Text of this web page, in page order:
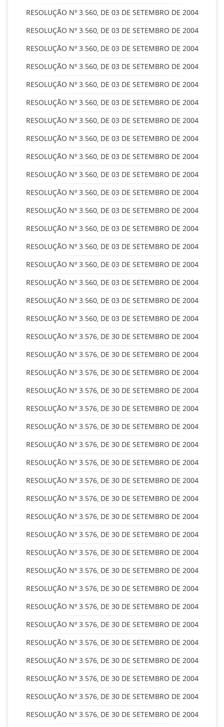
RESOLUÇÃO Nº 3.560, DE 03 DE SETEMBRO DE 2004
RESOLUÇÃO Nº 3.560, DE 03 DE SETEMBRO DE 2004
RESOLUÇÃO Nº 3.560, DE 03 DE SETEMBRO DE 2004
RESOLUÇÃO Nº 3.560, DE 03 DE SETEMBRO DE 2004
RESOLUÇÃO Nº 3.560, DE 03 DE SETEMBRO DE 2004
RESOLUÇÃO Nº 3.560, DE 03 DE SETEMBRO DE 2004
RESOLUÇÃO Nº 3.560, DE 03 DE SETEMBRO DE 2004
RESOLUÇÃO Nº 3.560, DE 03 DE SETEMBRO DE 2004
RESOLUÇÃO Nº 3.560, DE 03 DE SETEMBRO DE 2004
RESOLUÇÃO Nº 3.560, DE 03 DE SETEMBRO DE 2004
RESOLUÇÃO Nº 3.560, DE 03 DE SETEMBRO DE 2004
RESOLUÇÃO Nº 3.560, DE 03 DE SETEMBRO DE 2004
RESOLUÇÃO Nº 3.560, DE 03 DE SETEMBRO DE 2004
RESOLUÇÃO Nº 3.560, DE 03 DE SETEMBRO DE 2004
RESOLUÇÃO Nº 3.560, DE 03 DE SETEMBRO DE 2004
RESOLUÇÃO Nº 3.560, DE 03 DE SETEMBRO DE 2004
RESOLUÇÃO Nº 3.560, DE 03 DE SETEMBRO DE 2004
RESOLUÇÃO Nº 3.560, DE 03 DE SETEMBRO DE 2004
RESOLUÇÃO Nº 3.576, DE 30 DE SETEMBRO DE 2004
RESOLUÇÃO Nº 3.576, DE 30 DE SETEMBRO DE 2004
RESOLUÇÃO Nº 3.576, DE 30 DE SETEMBRO DE 2004
RESOLUÇÃO Nº 3.576, DE 30 DE SETEMBRO DE 2004
RESOLUÇÃO Nº 3.576, DE 30 DE SETEMBRO DE 2004
RESOLUÇÃO Nº 3.576, DE 30 DE SETEMBRO DE 2004
RESOLUÇÃO Nº 3.576, DE 30 DE SETEMBRO DE 2004
RESOLUÇÃO Nº 3.576, DE 30 DE SETEMBRO DE 2004
RESOLUÇÃO Nº 3.576, DE 30 DE SETEMBRO DE 2004
RESOLUÇÃO Nº 3.576, DE 30 DE SETEMBRO DE 2004
RESOLUÇÃO Nº 3.576, DE 30 DE SETEMBRO DE 2004
RESOLUÇÃO Nº 3.576, DE 30 DE SETEMBRO DE 2004
RESOLUÇÃO Nº 3.576, DE 30 DE SETEMBRO DE 2004
RESOLUÇÃO Nº 3.576, DE 30 DE SETEMBRO DE 2004
RESOLUÇÃO Nº 3.576, DE 30 DE SETEMBRO DE 2004
RESOLUÇÃO Nº 3.576, DE 30 DE SETEMBRO DE 2004
RESOLUÇÃO Nº 3.576, DE 30 DE SETEMBRO DE 2004
RESOLUÇÃO Nº 3.576, DE 30 DE SETEMBRO DE 2004
RESOLUÇÃO Nº 3.576, DE 30 DE SETEMBRO DE 2004
RESOLUÇÃO Nº 3.576, DE 30 DE SETEMBRO DE 2004
RESOLUÇÃO Nº 3.576, DE 30 DE SETEMBRO DE 2004
RESOLUÇÃO Nº 3.576, DE 30 DE SETEMBRO DE 2004